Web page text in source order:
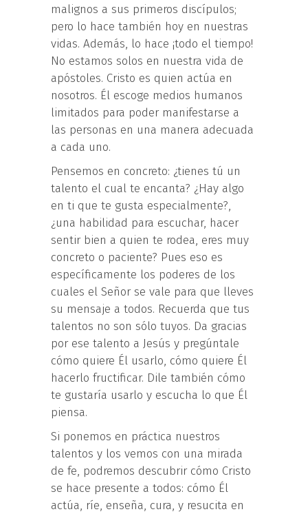
malignos a sus primeros discípulos;
pero lo hace también hoy en nuestras
vidas. Además, lo hace ¡todo el tiempo!
No estamos solos en nuestra vida de
apóstoles. Cristo es quien actúa en
nosotros. Él escoge medios humanos
limitados para poder manifestarse a
las personas en una manera adecuada
a cada uno.
Pensemos en concreto: ¿tienes tú un
talento el cual te encanta? ¿Hay algo
en ti que te gusta especialmente?,
¿una habilidad para escuchar, hacer
sentir bien a quien te rodea, eres muy
concreto o paciente? Pues eso es
específicamente los poderes de los
cuales el Señor se vale para que lleves
su mensaje a todos. Recuerda que tus
talentos no son sólo tuyos. Da gracias
por ese talento a Jesús y pregúntale
cómo quiere Él usarlo, cómo quiere Él
hacerlo fructificar. Dile también cómo
te gustaría usarlo y escucha lo que Él
piensa.
Si ponemos en práctica nuestros
talentos y los vemos con una mirada
de fe, podremos descubrir cómo Cristo
se hace presente a todos: cómo Él
actúa, ríe, enseña, cura, y resucita en